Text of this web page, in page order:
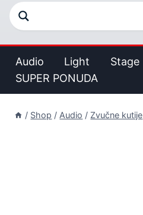
Audio Light Stage
SUPER PONUDA
/ Shop / Audio / Zvučne kutije